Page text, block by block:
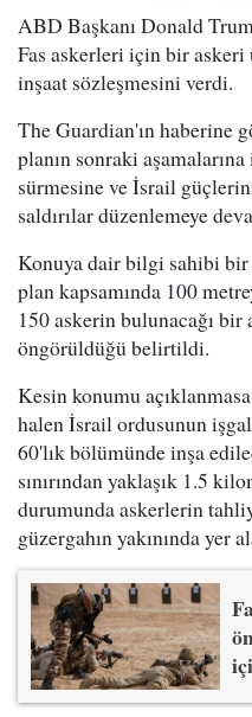
ABD Başkanı Donald
Fas askerleri için bir
inşaat sözleşmesini verdi.
The Guardian'ın haberine
planın sonraki
sürmesine ve İsrail
saldırılar düzenlemeye
Konuya dair bilgi sahibi bir
plan kapsamında 100
150 askerin bulunacağı bir
öngörüldüğü belirtildi.
Kesin konumu
halen İsrail ordusunun
60'lık bölümünde inşa
sınırından yaklaşık 1.5
durumunda askerlerin
güzergahın yakınında yer